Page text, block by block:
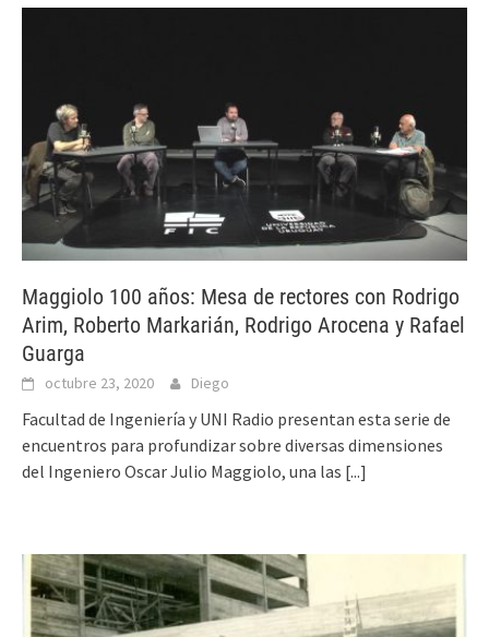
Maggiolo 100 años: Mesa de rectores con Rodrigo
Arim, Roberto Markarián, Rodrigo Arocena y Rafael
Guarga
octubre 23, 2020 Diego
Facultad de Ingeniería y UNI Radio presentan esta serie de
encuentros para profundizar sobre diversas dimensiones
del Ingeniero Oscar Julio Maggiolo, una las [...]